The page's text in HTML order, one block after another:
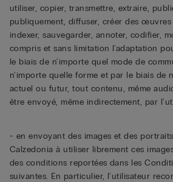
utiliser, copier, transmettre, extraire,
publiquement, diffuser, créer des œuvres
indexer, sauvegarder, annoter, codifier,
compris et sans limitation l'adaptation
le biais de n'importe quel mode de
n'importe quelle forme et par le biais de
actuel ou futur, tout contenu, même
être envoyé, même indirectement, par
- en envoyant des images et des
Calzedonia à utiliser librement ces
des conditions reportées dans les
suivantes. En particulier, l'utilisateur